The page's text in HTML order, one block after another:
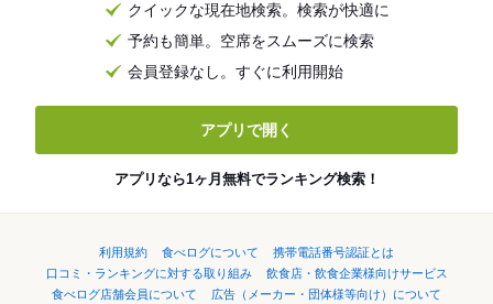
クイックな現在地検索。検索が快適に
予約も簡単。空席をスムーズに検索
会員登録なし。すぐに利用開始
アプリで開く
アプリなら1ヶ月無料でランキング検索！
利用規約 食べログについて
携帯電話番号認証とは
口コミ・ランキングに対する取り組み
飲食店・飲食企業様向けサービス
食べログ店舗会員について
広告（メーカー・団体様等向け）について